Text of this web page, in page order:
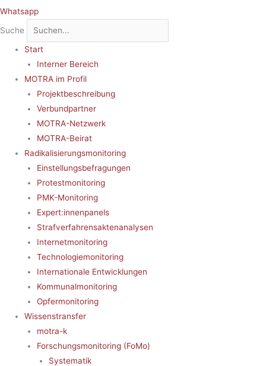
Whatsapp
Suche
Start
Interner Bereich
MOTRA im Profil
Projektbeschreibung
Verbundpartner
MOTRA-Netzwerk
MOTRA-Beirat
Radikalisierungsmonitoring
Einstellungsbefragungen
Protestmonitoring
PMK-Monitoring
Expert:innenpanels
Strafverfahrensaktenanalysen
Internetmonitoring
Technologiemonitoring
Internationale Entwicklungen
Kommunalmonitoring
Opfermonitoring
Wissenstransfer
motra-k
Forschungsmonitoring (FoMo)
Systematik